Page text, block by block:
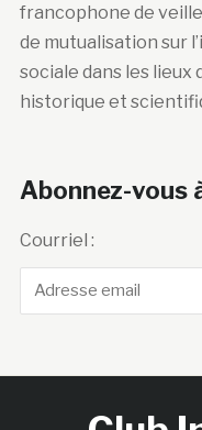
francophone de
de mutualisation sur
sociale dans les
historique et
Abonnez-vous
Courriel :